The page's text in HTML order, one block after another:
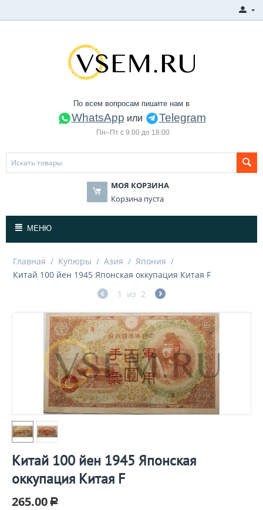
По всем вопросам пишите нам в
WhatsApp или Telegram
Пн–Пт с 9:00 до 18:00
МОЯ КОРЗИНА
Корзина пуста
МЕНЮ
Главная / Купюры / Азия / Япония /
Китай 100 йен 1945 Японская оккупация Китая F
1
из 2
Китай 100 йен 1945 Японская
оккупация Китая F
265.00 Р